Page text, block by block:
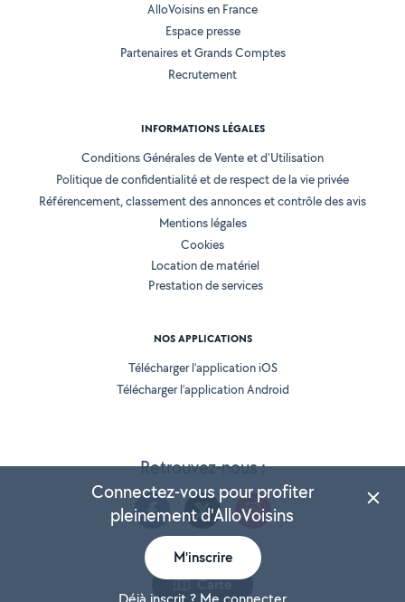
Carte
Retrouvez-nous :
AlloVoisins en France
Espace presse
Partenaires et Grands Comptes
Recrutement
INFORMATIONS LÉGALES
Conditions Générales de Vente et d'Utilisation
Politique de confidentialité et de respect de la vie privée
Référencement, classement des annonces et contrôle des avis
Mentions légales
Cookies
Location de matériel
Prestation de services
NOS APPLICATIONS
Télécharger l’application iOS
Télécharger l’application Android
Connectez-vous pour profiter
pleinement d'AlloVoisins
M'inscrire